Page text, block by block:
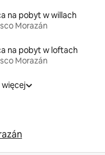
na pobyt w willach
Morazán
na pobyt w loftach
Morazán
więcej